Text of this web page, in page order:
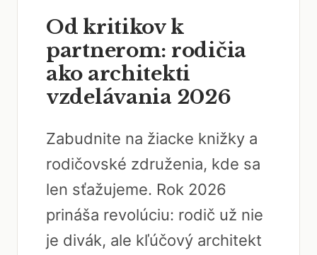
Od kritikov k
partnerom: rodičia
ako architekti
vzdelávania 2026
Zabudnite na žiacke knižky a
rodičovské združenia, kde sa
len sťažujeme. Rok 2026
prináša revolúciu: rodič už nie
je divák, ale kľúčový architekt